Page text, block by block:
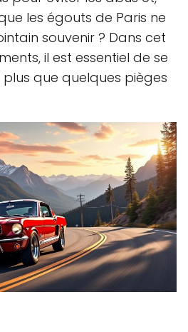
les égouts de Paris ne
souvenir ? Dans cet
il est essentiel de se
que quelques pièges